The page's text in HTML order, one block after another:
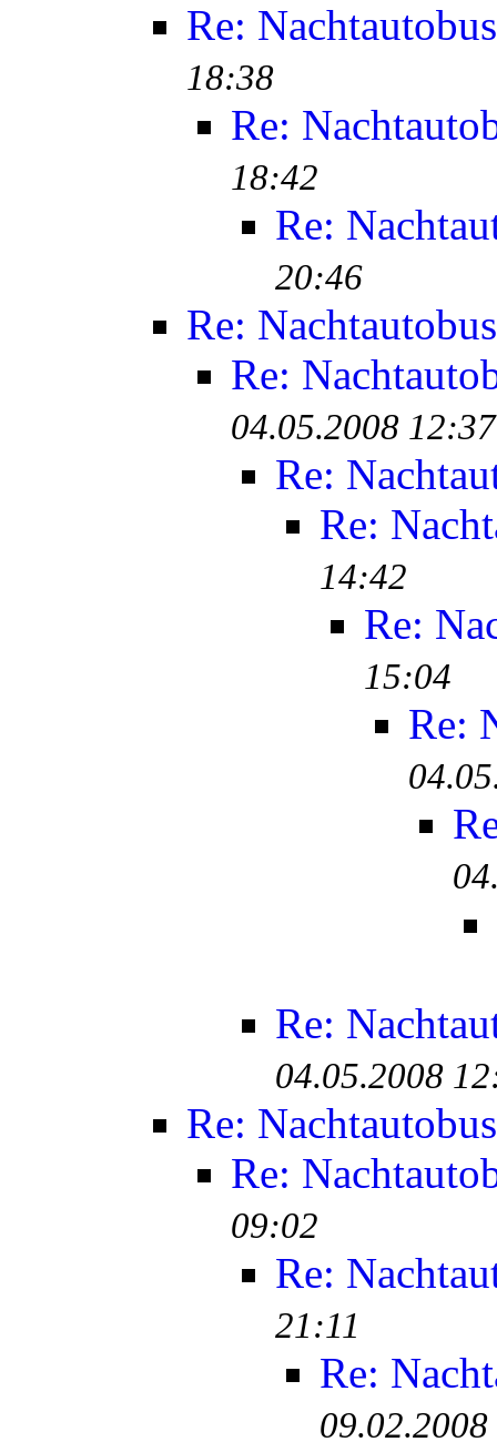
Re: Nachtautobus
18:38
Re:
18:42
Re:
20:46
Re: Nachtautobus
Re:
04.05.2008 12:37
Re:
Re:
14:42
Re:
15:04
Re:
Re:
04.05.2008
Re: Nachtautobus
Re:
09:02
Re:
21:11
Re: